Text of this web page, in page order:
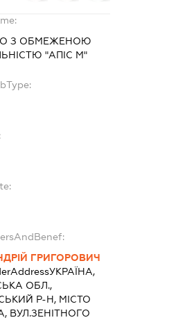
З ОБМЕЖЕНОЮ
"АПІС М"
ГРИГОРОВИЧ
УКРАЇНА,
ОБЛ.,
Р-Н, МІСТО
ВУЛ.ЗЕНІТНОГО